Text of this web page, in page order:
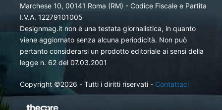
Marchese 10, 00141 Roma (RM) - Codice Fiscale e Partita
I.V.A. 12279101005
Designmag.it non è una testata giornalistica, in quanto
viene aggiornato senza alcuna periodicità. Non può
pertanto considerarsi un prodotto editoriale ai sensi della
legge n. 62 del 07.03.2001
Copyright ©2026 - Tutti i diritti riservati - Contattaci